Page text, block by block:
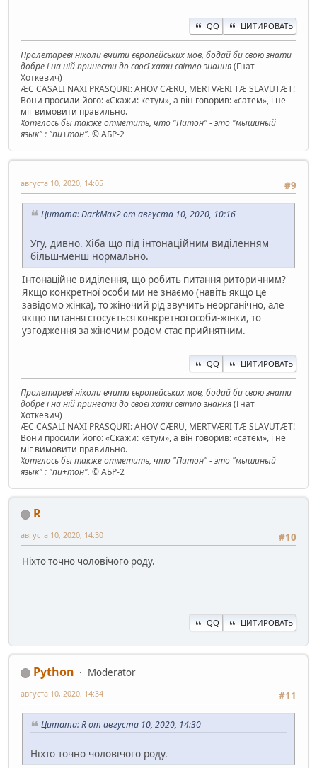
QQ ЦИТИРОВАТЬ
Пролетареві ніколи вчити європейських мов, бодай би свою знати
добре і на ній принести до своєї хати світло знання(Гнат
Хоткевич)
ÆC CASALI NAXI PRASQURI: AHOV CÆRU, MERTVÆRI TÆ SLAVUTÆT!
Вони просили його: «Скажи: кетум», а він говорив: «сатем», і не
міг вимовити правильно.
Хотелось бы также отметить, что "Питон" - это "мышиный
язык" : "пи+тон". © АБР-2
#9
августа 10, 2020, 14:05
Цитата: DarkMax2 от августа 10, 2020, 10:16
Угу, дивно. Хіба що під інтонаційним виділенням
більш-менш нормально.
Інтонаційне виділення, що робить питання риторичним?
Якщо конкретної особи ми не знаємо (навіть якщо це
завідомо жінка), то жіночий рід звучить неорганічно, але
якщо питання стосується конкретної особи-жінки, то
узгодження за жіночим родом стає прийнятним.
QQ ЦИТИРОВАТЬ
Пролетареві ніколи вчити європейських мов, бодай би свою знати
добре і на ній принести до своєї хати світло знання(Гнат
Хоткевич)
ÆC CASALI NAXI PRASQURI: AHOV CÆRU, MERTVÆRI TÆ SLAVUTÆT!
Вони просили його: «Скажи: кетум», а він говорив: «сатем», і не
міг вимовити правильно.
Хотелось бы также отметить, что "Питон" - это "мышиный
язык" : "пи+тон". © АБР-2
R
#10
августа 10, 2020, 14:30
Ніхто точно чоловічого роду.
QQ ЦИТИРОВАТЬ
Python
Moderator
#11
августа 10, 2020, 14:34
Цитата: R от августа 10, 2020, 14:30
Ніхто точно чоловічого роду.